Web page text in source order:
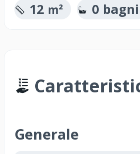
12 m² 0 bagni
Generale